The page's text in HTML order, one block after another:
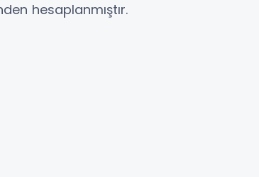
hesaplanmıştır.